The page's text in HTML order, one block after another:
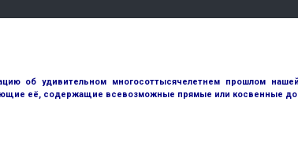
об удивительном многосоттысячелетнем прошлом
её, содержащие всевозможные прямые или косвенные